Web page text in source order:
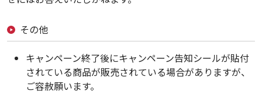
その他
キャンペーン終了後にキャンペーン告知シールが貼付
されている商品が販売されている場合がありますが、
ご容赦願います。